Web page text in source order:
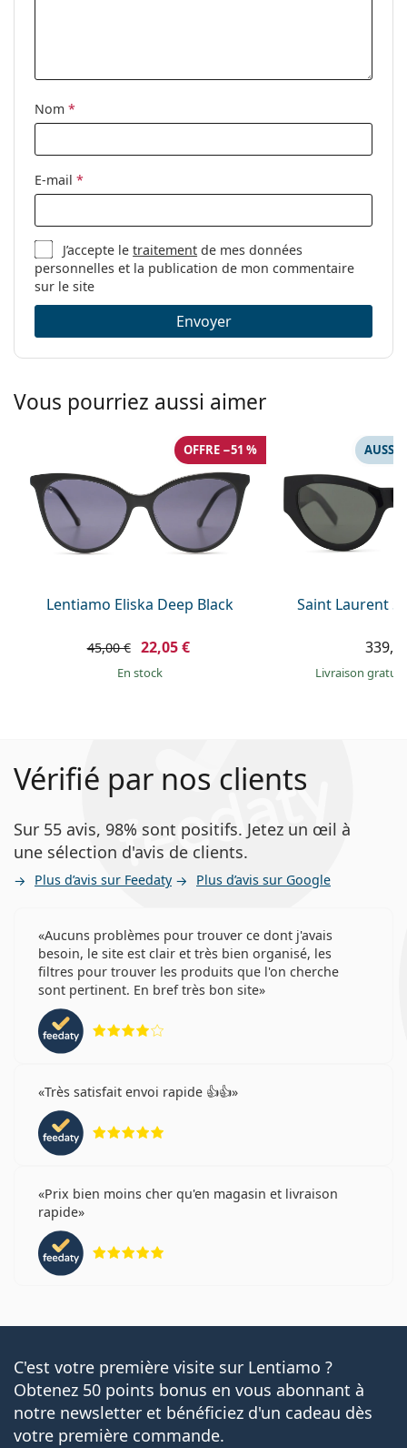
Nom *
E-mail *
J’accepte letraitement de mes données
personnelles et la publication de mon commentaire
sur le site
Envoyer
Vous pourriez aussi aimer
Lentiamo Eliska Deep Black
OFFRE −51 %
45,00 € 22,05 €
en stock
Saint Laurent
AUSSI
Livraison
Vérifié par nos clients
Sur 55 avis, 98% sont positifs. Jetez un œil à
une sélection d'avis de clients.
Plus d’avis sur Feedaty Plus d’avis sur Google
Aucuns problèmes pour trouver ce dont j'avais
besoin, le site est clair et très bien organisé, les
filtres pour trouver les produits que l'on cherche
sont pertinent. En bref très bon site
Très satisfait envoi rapide 👍👍
Prix bien moins cher qu'en magasin et livraison
rapide
C'est votre première visite sur Lentiamo ?
Obtenez 50 points bonus en vous abonnant à
notre newsletter et bénéficiez d'un cadeau dès
votre première commande.